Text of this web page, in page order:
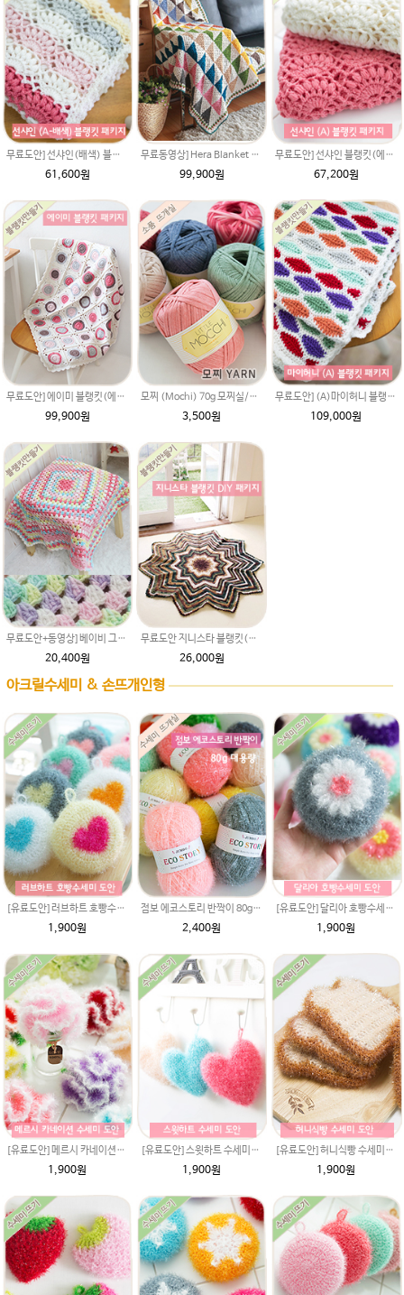
무료도안]선샤인(배색) 블랭킷(에이미울 뜨개실로 제작) DIY 재료 패키지(뜨개실 11타래+도안증정)/아기이불 코바늘뜨기/베이비 이불뜨기 / 손뜨개블랭킷 부드러운 털실
61,600원
무료동영상]Hera Blanket 헤라 블랭킷 DIY 재료 패키지(재료만 보내드리는 상품입니다.) 메리노퓨어울 털실로 제작. 북유럽스타일 헤라울 블랭킷
99,900원
무료도안]선샤인 블랭킷(에이미울 뜨개실로 제작) DIY 재료 패키지(뜨개실 12타래+도안증정)/아기이불 코바늘뜨기/베이비 이불뜨기 / 손뜨개블랭킷 부드러운 털실
67,200원
무료도안]에이미 블랭킷(에이미울 뜨개실로 제작) DIY 재료 패키지(뜨개실 19타래+도안증정)/북유럽블랭킷 코바늘뜨기/손뜨개블랭킷 부드러운 털실
99,900원
모찌 (Mochi) 70g 모찌실/인형실/소품실/리틀모찌 가방뜨기/러그뜨기/매트뜨기/뜨개실 브릿지실/솜뜨개실/코나실 왕모찌실
3,500원
무료도안](A)마이허니 블랭킷(에이미울 뜨개실로 제작) DIY 패키지(뜨개실 20타래+도안증정) 북유럽블랭킷 코바늘뜨기 손뜨개무릎담요/ 코바늘블랭킷
109,000원
무료도안+동영상]베이비 그래니스퀘어 블랭킷 DIY패키지(Baby Granny Square Blanket) 태교 뜨개질 아기이불 코바늘뜨기 만들기 손뜨개 북유럽무료도안
20,400원
무료도안 지니스타 블랭킷(매직그라데이션 뜨개실로 제작) DIY 재료 패키지 무릎담요뜨기
26,000원
아크릴수세미 & 손뜨개인형
[유료도안]러브하트 호빵수세미뜨기 도안(수세미실은 옵션에서 추가구매 가능)/별호빵수세미처럼 예쁜수세미뜨기/수세미실/웰빙수세미실/고급수세미실/하트뜨기 반짝이수세미 하트수세미
1,900원
점보 에코스토리 반짝이 80g 대용량] 수세미뜨기 뜨개실 친환경소품 뜨개질실//웰빙수세미실/반짝이수세미실/에코스토리 반짝이 수세미실/대용량수세미/대용량반짝이
2,400원
[유료도안]달리아 호빵수세미뜨기 도안(수세미실은 옵션에서 추가구매 가능)/꽃수세미도안 /별호빵수세미처럼 예쁜수세미뜨기/수세미실/웰빙수세미실/고급수세미실/데이지 반짝이수세미
1,900원
[유료도안]메르시 카네이션수세미 뜨기 도안(수세미실은 옵션에서 추가구매 가능)/카네이션수세미/별호빵수세미처럼 예쁜 수세미뜨기/수세미실 카네이션만들기 /웰빙수세미실 카네이션도안/고급수세미실/꽃수세미
1,900원
[유료도안]스윗하트 수세미뜨기 도안(수세미실은 옵션에서 추가구매 가능)/별호빵수세미처럼 예쁜수세미뜨기/수세미실/웰빙수세미실/고급수세미실/하트뜨기 반짝이수세미 하트수세미
1,900원
[유료도안]허니식빵 수세미뜨기 도안(수세미실은 옵션에서 추가구매 가능)/수세미뜨기/수세미실/반짝이수세미/반짝이실/수세미실 웰빙수세미 퐁퐁수세미 식빵 코바늘수세미
1,900원